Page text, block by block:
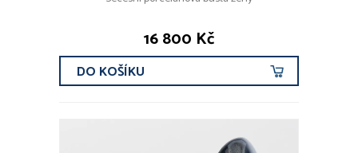
16 800 Kč
DO KOŠÍKU